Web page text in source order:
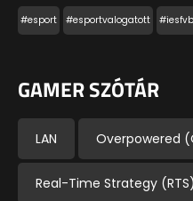
#esport #esportvalogatott #iesfvb
GAMER SZÓTÁR
LAN Overpowered
Real-Time Strategy (RTS)